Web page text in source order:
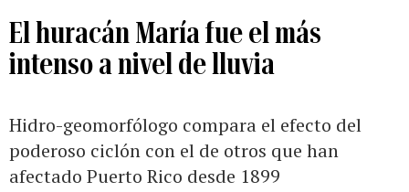
El huracán María fue el más
intenso a nivel de lluvia
Hidro-geomorfólogo compara el efecto del
poderoso ciclón con el de otros que han
afectado Puerto Rico desde 1899